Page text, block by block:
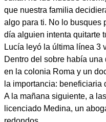
que nuestra familia
algo para ti. No lo busques
día alguien intenta quitarte
Lucía leyó la última línea 3
Dentro del sobre había
en la colonia Roma y un
la importancia: beneficiaria
A la mañana siguiente, a
licenciado Medina, un